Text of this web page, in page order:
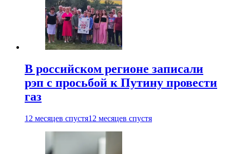
В российском регионе записали
рэп с просьбой к Путину провести
газ
12 месяцев спустя12 месяцев спустя